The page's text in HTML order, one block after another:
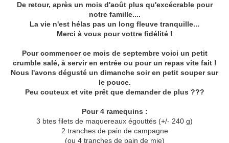
De retour, après un mois d'août plus qu'excécrable pour
notre famille....
La vie n'est hélas pas un long fleuve tranquille...
Merci à vous pour vottre fidélité !
Pour commencer ce mois de septembre voici un petit
crumble salé, à servir en entrée ou pour un repas vite fait !
Nous l'avons dégusté un dimanche soir en petit souper sur
le pouce.
Peu couteux et vite prêt que demander de plus ???
Pour 4 ramequins :
3 btes filets de maquereaux égouttés (+/- 240 g)
2 tranches de pain de campagne
(ou 4 tranches de pain de mie)